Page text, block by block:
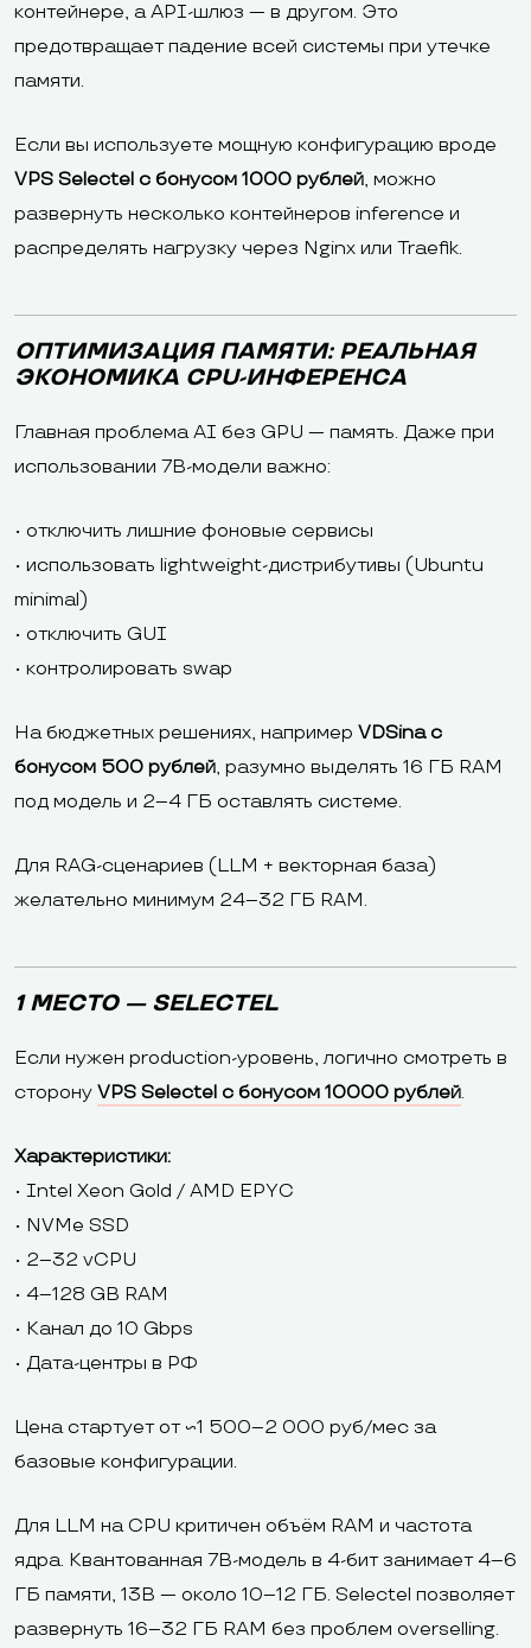
контейнере, а API-шлюз — в другом. Это
предотвращает падение всей системы при утечке
памяти.
Если вы используете мощную конфигурацию вроде
VPS Selectel с бонусом 1000 рублей, можно
развернуть несколько контейнеров inference и
распределять нагрузку через Nginx или Traefik.
ОПТИМИЗАЦИЯ ПАМЯТИ: РЕАЛЬНАЯ
ЭКОНОМИКА CPU-ИНФЕРЕНСА
Главная проблема AI без GPU — память. Даже при
использовании 7B-модели важно:
• отключить лишние фоновые сервисы
• использовать lightweight-дистрибутивы (Ubuntu
minimal)
• отключить GUI
• контролировать swap
На бюджетных решениях, например VDSina с
бонусом 500 рублей, разумно выделять 16 ГБ RAM
под модель и 2–4 ГБ оставлять системе.
Для RAG-сценариев (LLM + векторная база)
желательно минимум 24–32 ГБ RAM.
1 МЕСТО — SELECTEL
Если нужен production-уровень, логично смотреть в
сторону VPS Selectel с бонусом 10000 рублей.
Характеристики:
• Intel Xeon Gold / AMD EPYC
• NVMe SSD
• 2–32 vCPU
• 4–128 GB RAM
• Канал до 10 Gbps
• Дата-центры в РФ
Цена стартует от ~1 500–2 000 руб/мес за
базовые конфигурации.
Для LLM на CPU критичен объём RAM и частота
ядра. Квантованная 7B-модель в 4-бит занимает 4–6
ГБ памяти, 13B — около 10–12 ГБ. Selectel позволяет
развернуть 16–32 ГБ RAM без проблем overselling.